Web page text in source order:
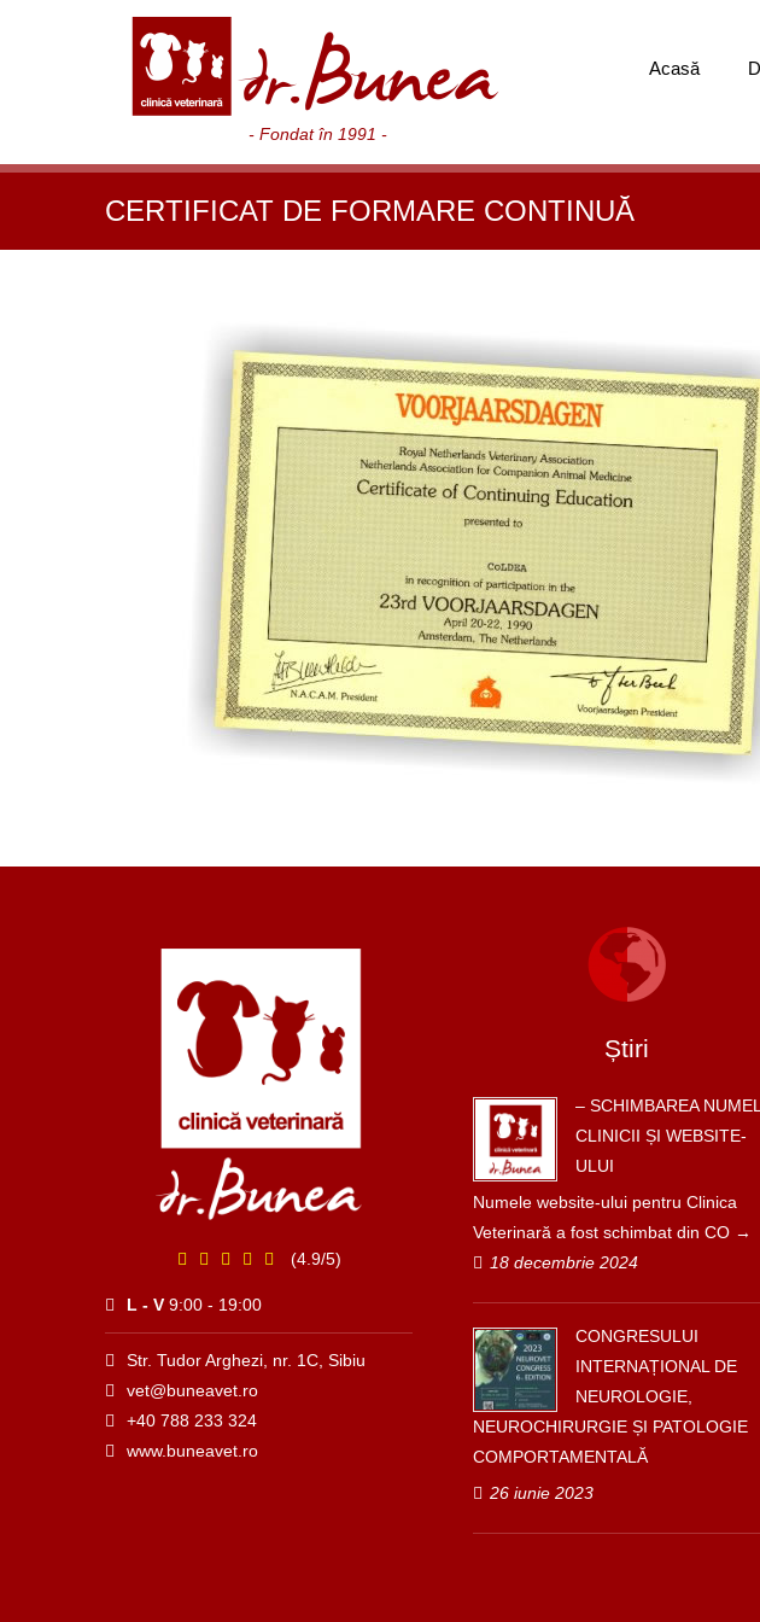
- Fondat în 1991 -
Acasă
CERTIFICAT DE FORMARE CONTINUĂ
(4.9/5)
L - V 9:00 - 19:00
Str. Tudor Arghezi, nr. 1C, Sibiu
vet@buneavet.ro
+40 788 233 324
www.buneavet.ro
Știri
– SCHIMBAREA
CLINICII ȘI WEBSITE-
ULUI
Numele website-ului pentru Clinica
Veterinară a fost schimbat din CO
18 decembrie 2024
CONGRESULUI
INTERNAȚIONAL DE
NEUROLOGIE,
NEUROCHIRURGIE ȘI PATOLOGIE
COMPORTAMENTALĂ
26 iunie 2023